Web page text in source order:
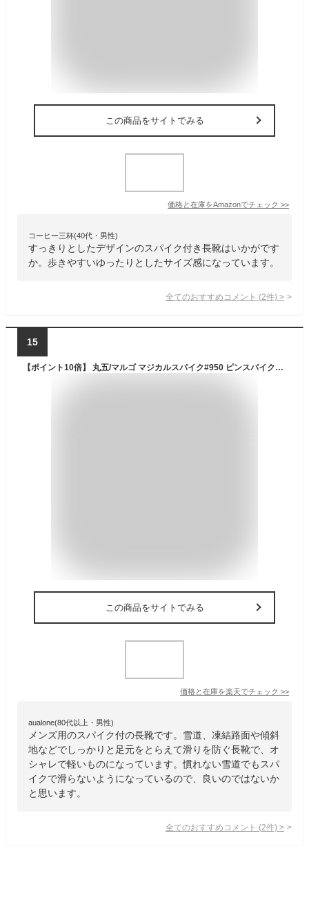
この商品をサイトでみる
価格と在庫をAmazonでチェック >>
コーヒー三杯(40代・男性)
すっきりとしたデザインのスパイク付き長靴はいかがです
か。歩きやすいゆったりとしたサイズ感になっています。
全てのおすすめコメント (2件) >
15
【ポイント10倍】 丸五/マルゴ マジカルスパイク#950 ピンスパイク付き メンズ レインブーツ/長靴/ラバーブーツ [ 山林業/法面作業/傾斜地/凍結路面/土木作業/フィッシング/魚釣り/渓流釣り/農業 ] 【10P03Dec16】【RCP】
この商品をサイトでみる
価格と在庫を楽天でチェック >>
aualone(80代以上・男性)
メンズ用のスパイク付の長靴です。雪道、凍結路面や傾斜
地などでしっかりと足元をとらえて滑りを防ぐ長靴で、オ
シャレで軽いものになっています。慣れない雪道でもスパ
イクで滑らないようになっているので、良いのではないか
と思います。
全てのおすすめコメント (2件) >